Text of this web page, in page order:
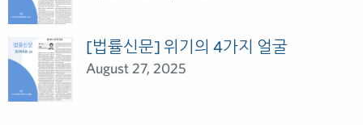
[법률신문] 위기의 4가지 얼굴
August 27, 2025